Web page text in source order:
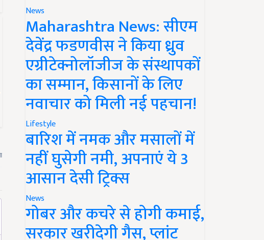
News
Maharashtra News: सीएम
देवेंद्र फडणवीस ने किया ध्रुव
एग्रीटेक्नोलॉजीज के संस्थापकों
का सम्मान, किसानों के लिए
नवाचार को मिली नई पहचान!
Lifestyle
बारिश में नमक और मसालों में
नहीं घुसेगी नमी, अपनाएं ये 3
आसान देसी ट्रिक्स
News
गोबर और कचरे से होगी कमाई,
सरकार खरीदेगी गैस, प्लांट